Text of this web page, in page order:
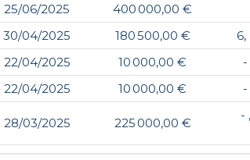
25/06/2025 400 000,00 €
30/04/2025 180 500,00 € 6,
22/04/2025 10 000,00 € -
22/04/2025 10 000,00 € -
28/03/2025 225 000,00 €
-